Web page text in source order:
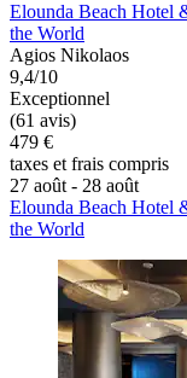
Elounda Beach Hotel
the World
Agios Nikolaos
9,4/10
Exceptionnel
(61 avis)
479 €
taxes et frais compris
27 août - 28 août
Elounda Beach Hotel
the World